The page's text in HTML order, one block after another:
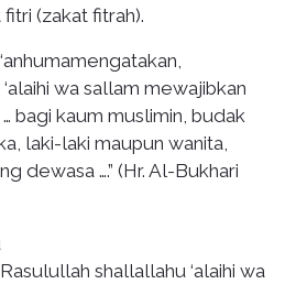
(zakat fitrah).
wa sallam mewajibkan
bagi kaum muslimin, budak
laki-laki maupun wanita,
dewasa ….” (Hr. Al-Bukhari
shallallahu ‘alaihi wa